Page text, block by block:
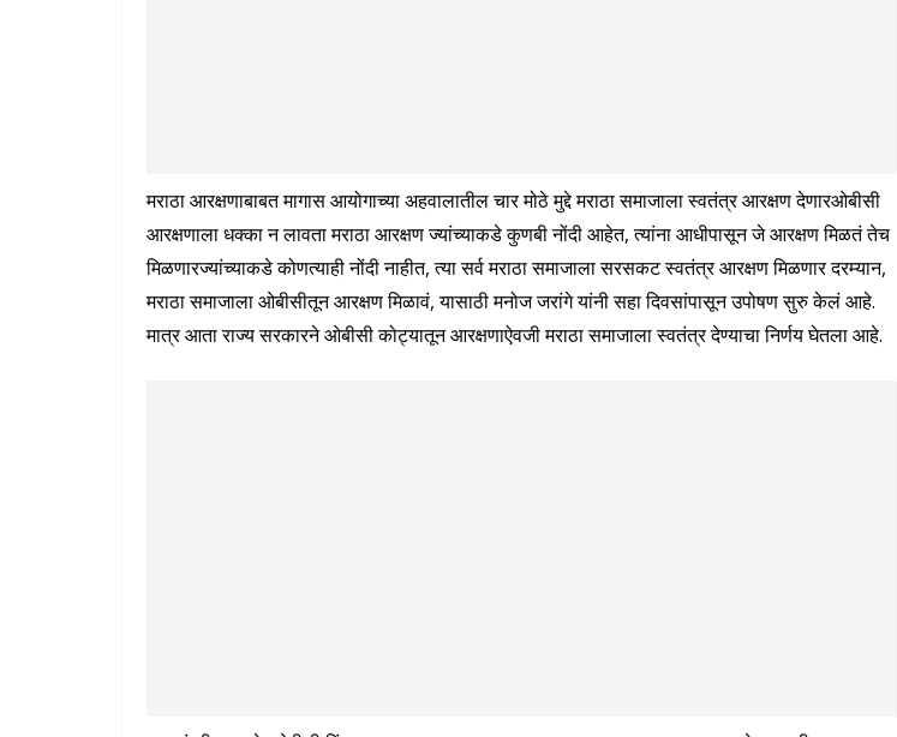
मराठा आरक्षणाबाबत मागास आयोगाच्या अहवालातील चार मोठे मुद्दे मराठा समाजाला स्वतंत्र आरक्षण देणारओबीसी
आरक्षणाला धक्का न लावता मराठा आरक्षण ज्यांच्याकडे कुणबी नोंदी आहेत, त्यांना आधीपासून जे आरक्षण मिळतं तेच
मिळणारज्यांच्याकडे कोणत्याही नोंदी नाहीत, त्या सर्व मराठा समाजाला सरसकट स्वतंत्र आरक्षण मिळणार दरम्यान,
मराठा समाजाला ओबीसीतून आरक्षण मिळावं, यासाठी मनोज जरांगे यांनी सहा दिवसांपासून उपोषण सुरु केलं आहे.
मात्र आता राज्य सरकारने ओबीसी कोट्यातून आरक्षणाऐवजी मराठा समाजाला स्वतंत्र देण्याचा निर्णय घेतला आहे.